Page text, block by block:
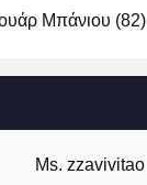
Μπάνιου (82)
Ms. zzavivitao